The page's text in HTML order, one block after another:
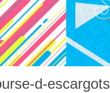
d-escargots